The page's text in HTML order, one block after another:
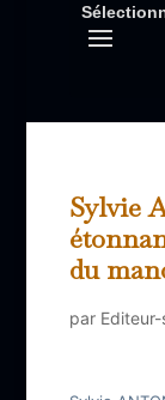
Sylvie
du
par